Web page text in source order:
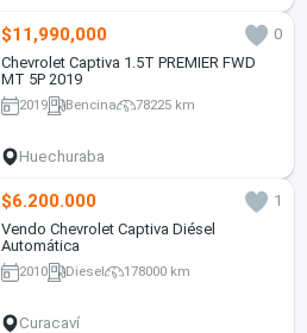
$11,990,000
0
Chevrolet Captiva 1.5T PREMIER FWD
MT 5P 2019
2019 Bencina 78225 km
Huechuraba
$6.200.000
1
Vendo Chevrolet Captiva Diésel
Automática
2010 Diesel 178000 km
Curacaví